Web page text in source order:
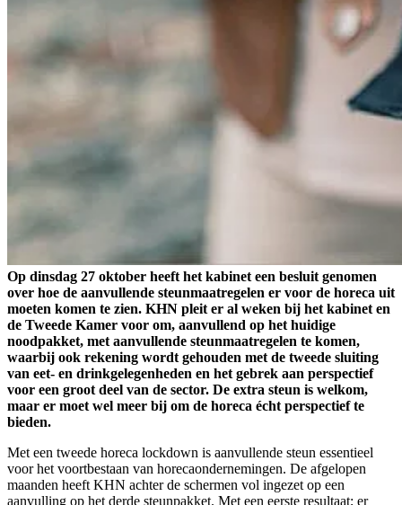
Op dinsdag 27 oktober heeft het kabinet een besluit genomen
over hoe de aanvullende steunmaatregelen er voor de horeca uit
moeten komen te zien. KHN pleit er al weken bij het kabinet en
de Tweede Kamer voor om, aanvullend op het huidige
noodpakket, met aanvullende steunmaatregelen te komen,
waarbij ook rekening wordt gehouden met de tweede sluiting
van eet- en drinkgelegenheden en het gebrek aan perspectief
voor een groot deel van de sector. De extra steun is welkom,
maar er moet wel meer bij om de horeca écht perspectief te
bieden.
Met een tweede horeca lockdown is aanvullende steun essentieel
voor het voortbestaan van horecaondernemingen. De afgelopen
maanden heeft KHN achter de schermen vol ingezet op een
aanvulling op het derde steunpakket. Met een eerste resultaat; er